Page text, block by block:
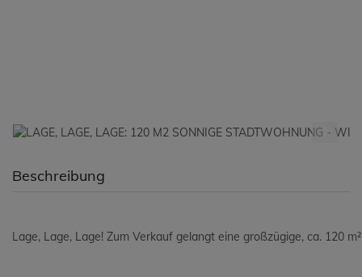
Beschreibung
Lage, Lage, Lage! Zum Verkauf gelangt eine großzügige, ca. 120